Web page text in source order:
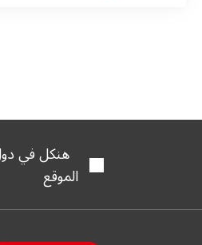
هنكل في
الموقع